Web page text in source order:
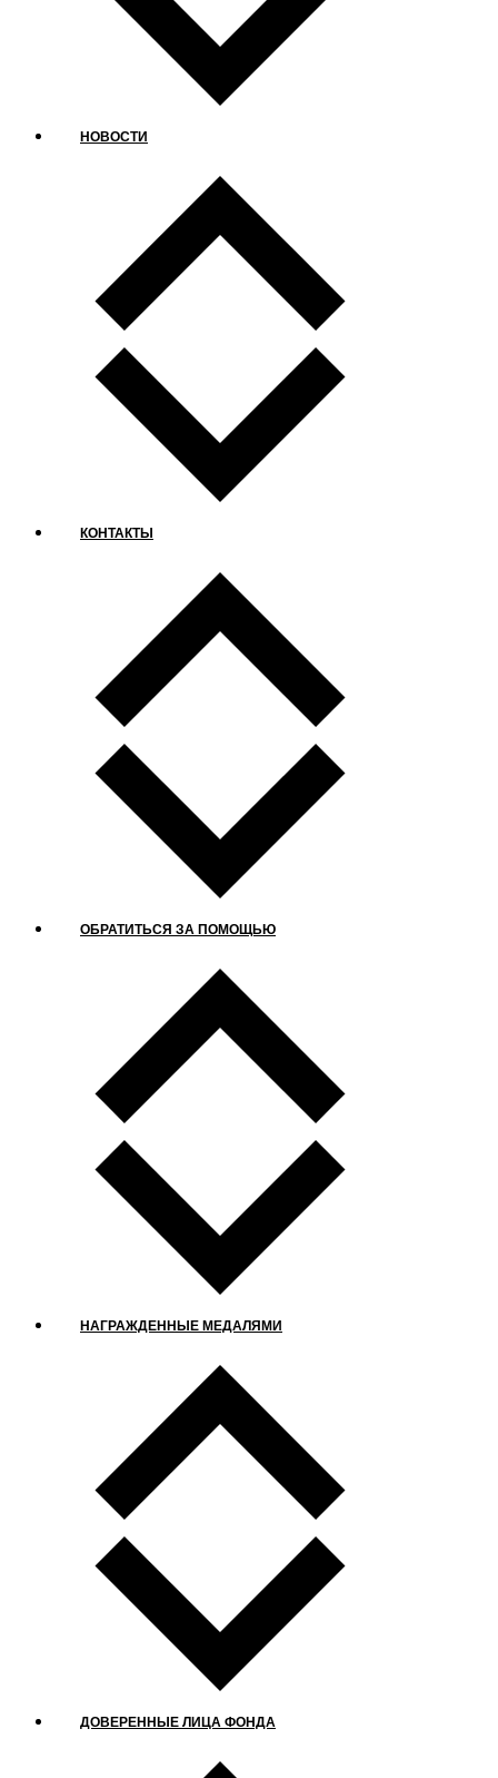
НОВОСТИ
КОНТАКТЫ
ОБРАТИТЬСЯ ЗА ПОМОЩЬЮ
НАГРАЖДЕННЫЕ МЕДАЛЯМИ
ДОВЕРЕННЫЕ ЛИЦА ФОНДА